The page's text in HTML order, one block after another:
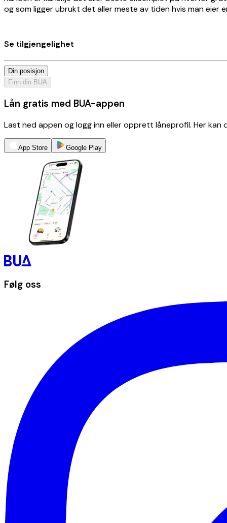
og som ligger ubrukt det aller meste av tiden hvis man eier
Se tilgjengelighet
Din posisjon
Finn din BUA
Lån gratis med BUA-appen
Last ned appen og logg inn eller opprett låneprofil. Her
App Store Google Play
Følg oss